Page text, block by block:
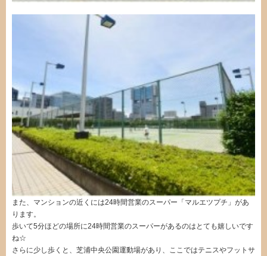
また、マンションの近くには24時間営業のスーパー「マルエツプチ」があ
ります。
歩いて5分ほどの場所に24時間営業のスーパーがあるのはとても嬉しいです
ね☆
さらに少し歩くと、芝浦中央公園運動場があり、ここではテニスやフットサ